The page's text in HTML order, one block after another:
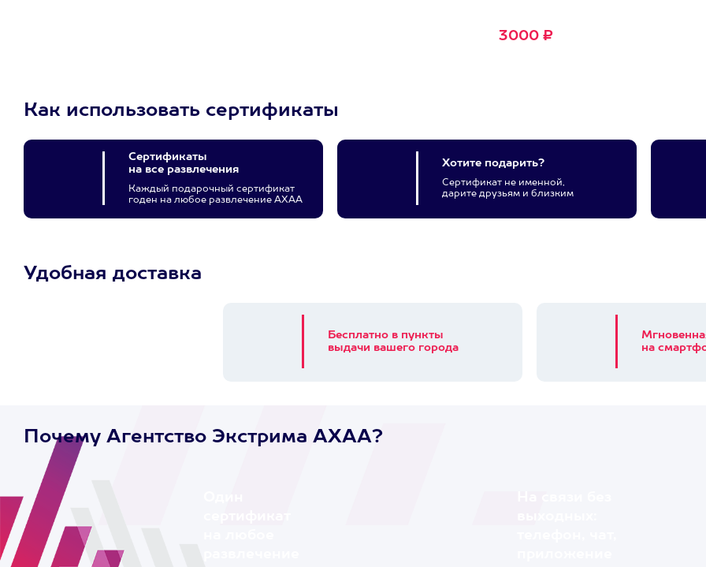
3000 ₽
Как использовать сертификаты
Сертификаты
на все развлечения
Каждый подарочный сертификат
годен на любое развлечение АХАА
Хотите подарить?
Сертификат не именной,
дарите друзьям и близким
Удобная доставка
Бесплатно в пункты
выдачи вашего города
на
Почему Агентство Экстрима AXAA?